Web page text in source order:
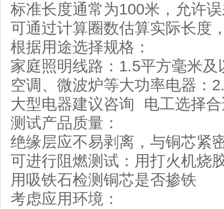
标准长度通常为100米，允许
可通过计算圈数估算实际长度
根据用途选择规格：
家庭照明线路：1.5平方毫米及
空调、微波炉等大功率电器：
大型电器建议咨询 电工选择
测试产品质量：
绝缘层应不易剥离，与铜芯紧
可进行阻燃测试：用打火机烧
用吸铁石检测铜芯是否掺铁
考虑应用环境：